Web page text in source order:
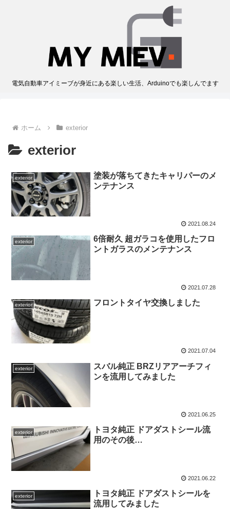
電気自動車アイミーブが身近にある楽しい生活、Arduinoでも楽しんでます
ホーム exterior
exterior
exterior
塗装が落ちてきたキャリパーのメ
ンテナンス
2021.08.24
exterior
6倍耐久 超ガラコを使用したフロ
ントガラスのメンテナンス
2021.07.28
exterior フロントタイヤ交換しました
2021.07.04
exterior
スバル純正 BRZリアアーチフィ
ンを流用してみました
2021.06.25
exterior
トヨタ純正 ドアダストシール流
用のその後…
2021.06.22
exterior
トヨタ純正 ドアダストシールを
流用してみました